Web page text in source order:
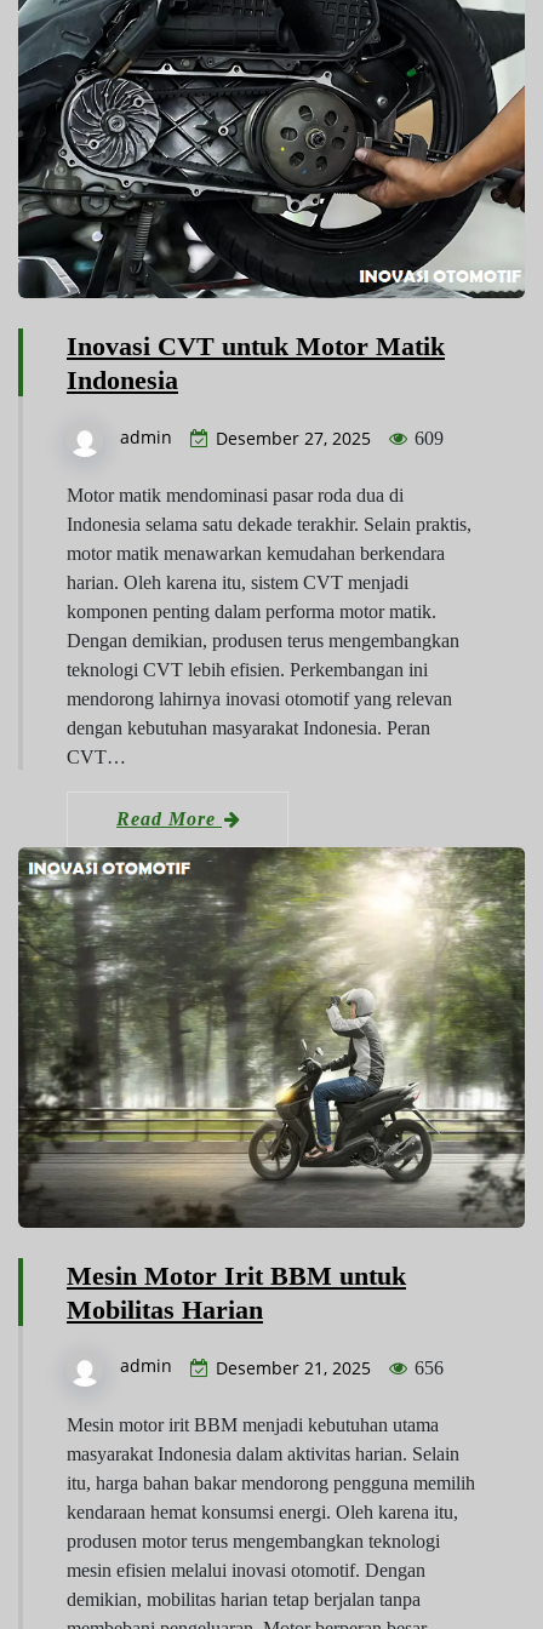
Inovasi CVT untuk Motor Matik
Indonesia
admin Desember 27, 2025 609
Motor matik mendominasi pasar roda dua di
Indonesia selama satu dekade terakhir. Selain praktis,
motor matik menawarkan kemudahan berkendara
harian. Oleh karena itu, sistem CVT menjadi
komponen penting dalam performa motor matik.
Dengan demikian, produsen terus mengembangkan
teknologi CVT lebih efisien. Perkembangan ini
mendorong lahirnya inovasi otomotif yang relevan
dengan kebutuhan masyarakat Indonesia. Peran
CVT…
Read More
Mesin Motor Irit BBM untuk
Mobilitas Harian
admin Desember 21, 2025 656
Mesin motor irit BBM menjadi kebutuhan utama
masyarakat Indonesia dalam aktivitas harian. Selain
itu, harga bahan bakar mendorong pengguna memilih
kendaraan hemat konsumsi energi. Oleh karena itu,
produsen motor terus mengembangkan teknologi
mesin efisien melalui inovasi otomotif. Dengan
demikian, mobilitas harian tetap berjalan tanpa